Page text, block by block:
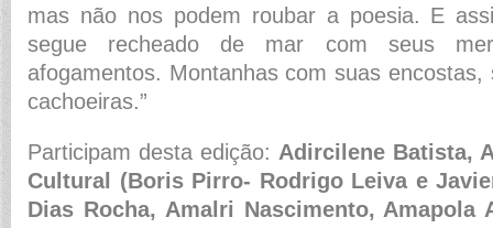
mas não nos podem roubar a poesia. E
segue recheado de mar com seus
afogamentos. Montanhas com suas encostas,
cachoeiras.”
Participam desta edição: Adircilene Batista,
Cultural (Boris Pirro- Rodrigo Leiva e
Dias Rocha, Amalri Nascimento, Amapola